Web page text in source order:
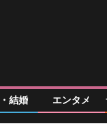
結婚 エンタメ